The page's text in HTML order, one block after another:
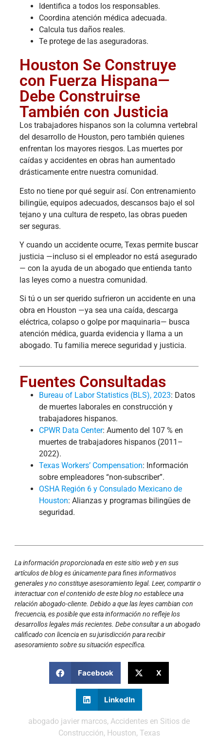
Identifica a todos los responsables.
Coordina atención médica adecuada.
Calcula tus daños reales.
Te protege de las aseguradoras.
Houston Se Construye
con Fuerza Hispana—
Debe Construirse
También con Justicia
Los trabajadores hispanos son la columna vertebral
del desarrollo de Houston, pero también quienes
enfrentan los mayores riesgos. Las muertes por
caídas y accidentes en obras han aumentado
drásticamente entre nuestra comunidad.
Esto no tiene por qué seguir así. Con entrenamiento
bilingüe, equipos adecuados, descansos bajo el sol
tejano y una cultura de respeto, las obras pueden
ser seguras.
Y cuando un accidente ocurre, Texas permite buscar
justicia —incluso si el empleador no está asegurado
— con la ayuda de un abogado que entienda tanto
las leyes como a nuestra comunidad.
Si tú o un ser querido sufrieron un accidente en una
obra en Houston —ya sea una caída, descarga
eléctrica, colapso o golpe por maquinaria— busca
atención médica, guarda evidencia y llama a un
abogado. Tu familia merece seguridad y justicia.
Fuentes Consultadas
Bureau of Labor Statistics (BLS), 2023: Datos
de muertes laborales en construcción y
trabajadores hispanos.
CPWR Data Center: Aumento del 107 % en
muertes de trabajadores hispanos (2011–
2022).
Texas Workers’ Compensation: Información
sobre empleadores “non-subscriber”.
OSHA Región 6 y Consulado Mexicano de
Houston: Alianzas y programas bilingües de
seguridad.
La información proporcionada en este sitio web y en sus
artículos de blog es únicamente para fines informativos
generales y no constituye asesoramiento legal. Leer, compartir o
interactuar con el contenido de este blog no establece una
relación abogado-cliente. Debido a que las leyes cambian con
frecuencia, es posible que esta información no refleje los
desarrollos legales más recientes. Debe consultar a un abogado
calificado con licencia en su jurisdicción para recibir
asesoramiento sobre su situación específica.
Facebook X
LinkedIn
abogado javier marcos, Accidentes en Sitios de
Construcción, Houston, Texas